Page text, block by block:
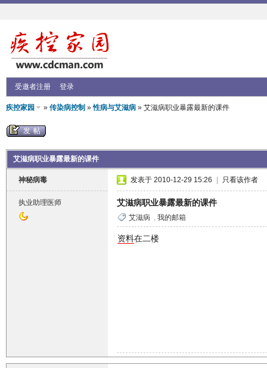
受邀者注册 登录
疾控家园 » 传染病控制 »性病与艾滋病» 艾滋病职业暴露最新的课件
发帖
艾滋病职业暴露最新的课件
神秘病毒
执业助理医师
发表于 2010-12-29 15:26 只看该作者
艾滋病职业暴露最新的课件
艾滋病 , 我的邮箱
资料在二楼